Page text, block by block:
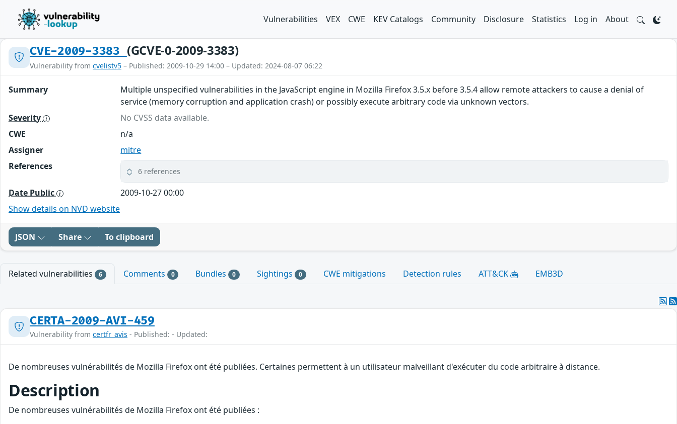
Vulnerabilities VEX CWE KEV Catalogs Community Disclosure Statistics Log in About
CVE-2009-3383 (GCVE-0-2009-3383)
Vulnerability from cvelistv5 – Published: 2009-10-29 14:00 – Updated: 2024-08-07 06:22
Summary
Multiple unspecified vulnerabilities in the JavaScript engine in Mozilla Firefox 3.5.x before 3.5.4 allow remote attackers to cause a denial of
service (memory corruption and application crash) or possibly execute arbitrary code via unknown vectors.
Severity
No CVSS data available.
CWE
n/a
Assigner
mitre
References
6 references
Date Public
2009-10-27 00:00
Show details on NVD website
JSON Share To clipboard
Related vulnerabilities 6 Comments 0 Bundles 0 Sightings 0 CWE mitigations Detection rules ATT&CK EMB3D
CERTA-2009-AVI-459
Vulnerability from certfr_avis - Published: - Updated:
De nombreuses vulnérabilités de Mozilla Firefox ont été publiées. Certaines permettent à un utilisateur malveillant d'exécuter du code arbitraire à distance.
Description
De nombreuses vulnérabilités de Mozilla Firefox ont été publiées :